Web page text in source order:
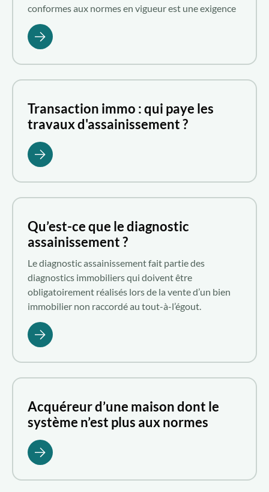
conformes aux normes en vigueur est une exigence
légale. Depuis quelques années, la fosse septique
écologique est de plus en plus adoptée pour le
traitement et l'évacuation des effluents
domestiques au niveau individuel. Qu'est-ce qu'une
fosse septique écologique ? Quel budget prévoir
de dispositifs d'assainissement biologique qui
existent en la matière ? Premier réseau national
Aquatiris vous donne quelques éclaircissements.
Transaction immo : qui paye les
travaux d'assainissement ?
Qu’est-ce que le diagnostic
assainissement ?
Le diagnostic assainissement fait partie des
diagnostics immobiliers qui doivent être
obligatoirement réalisés lors de la vente d’un bien
immobilier non raccordé au tout-à-l’égout.
Acquéreur d’une maison dont le
système n’est plus aux normes